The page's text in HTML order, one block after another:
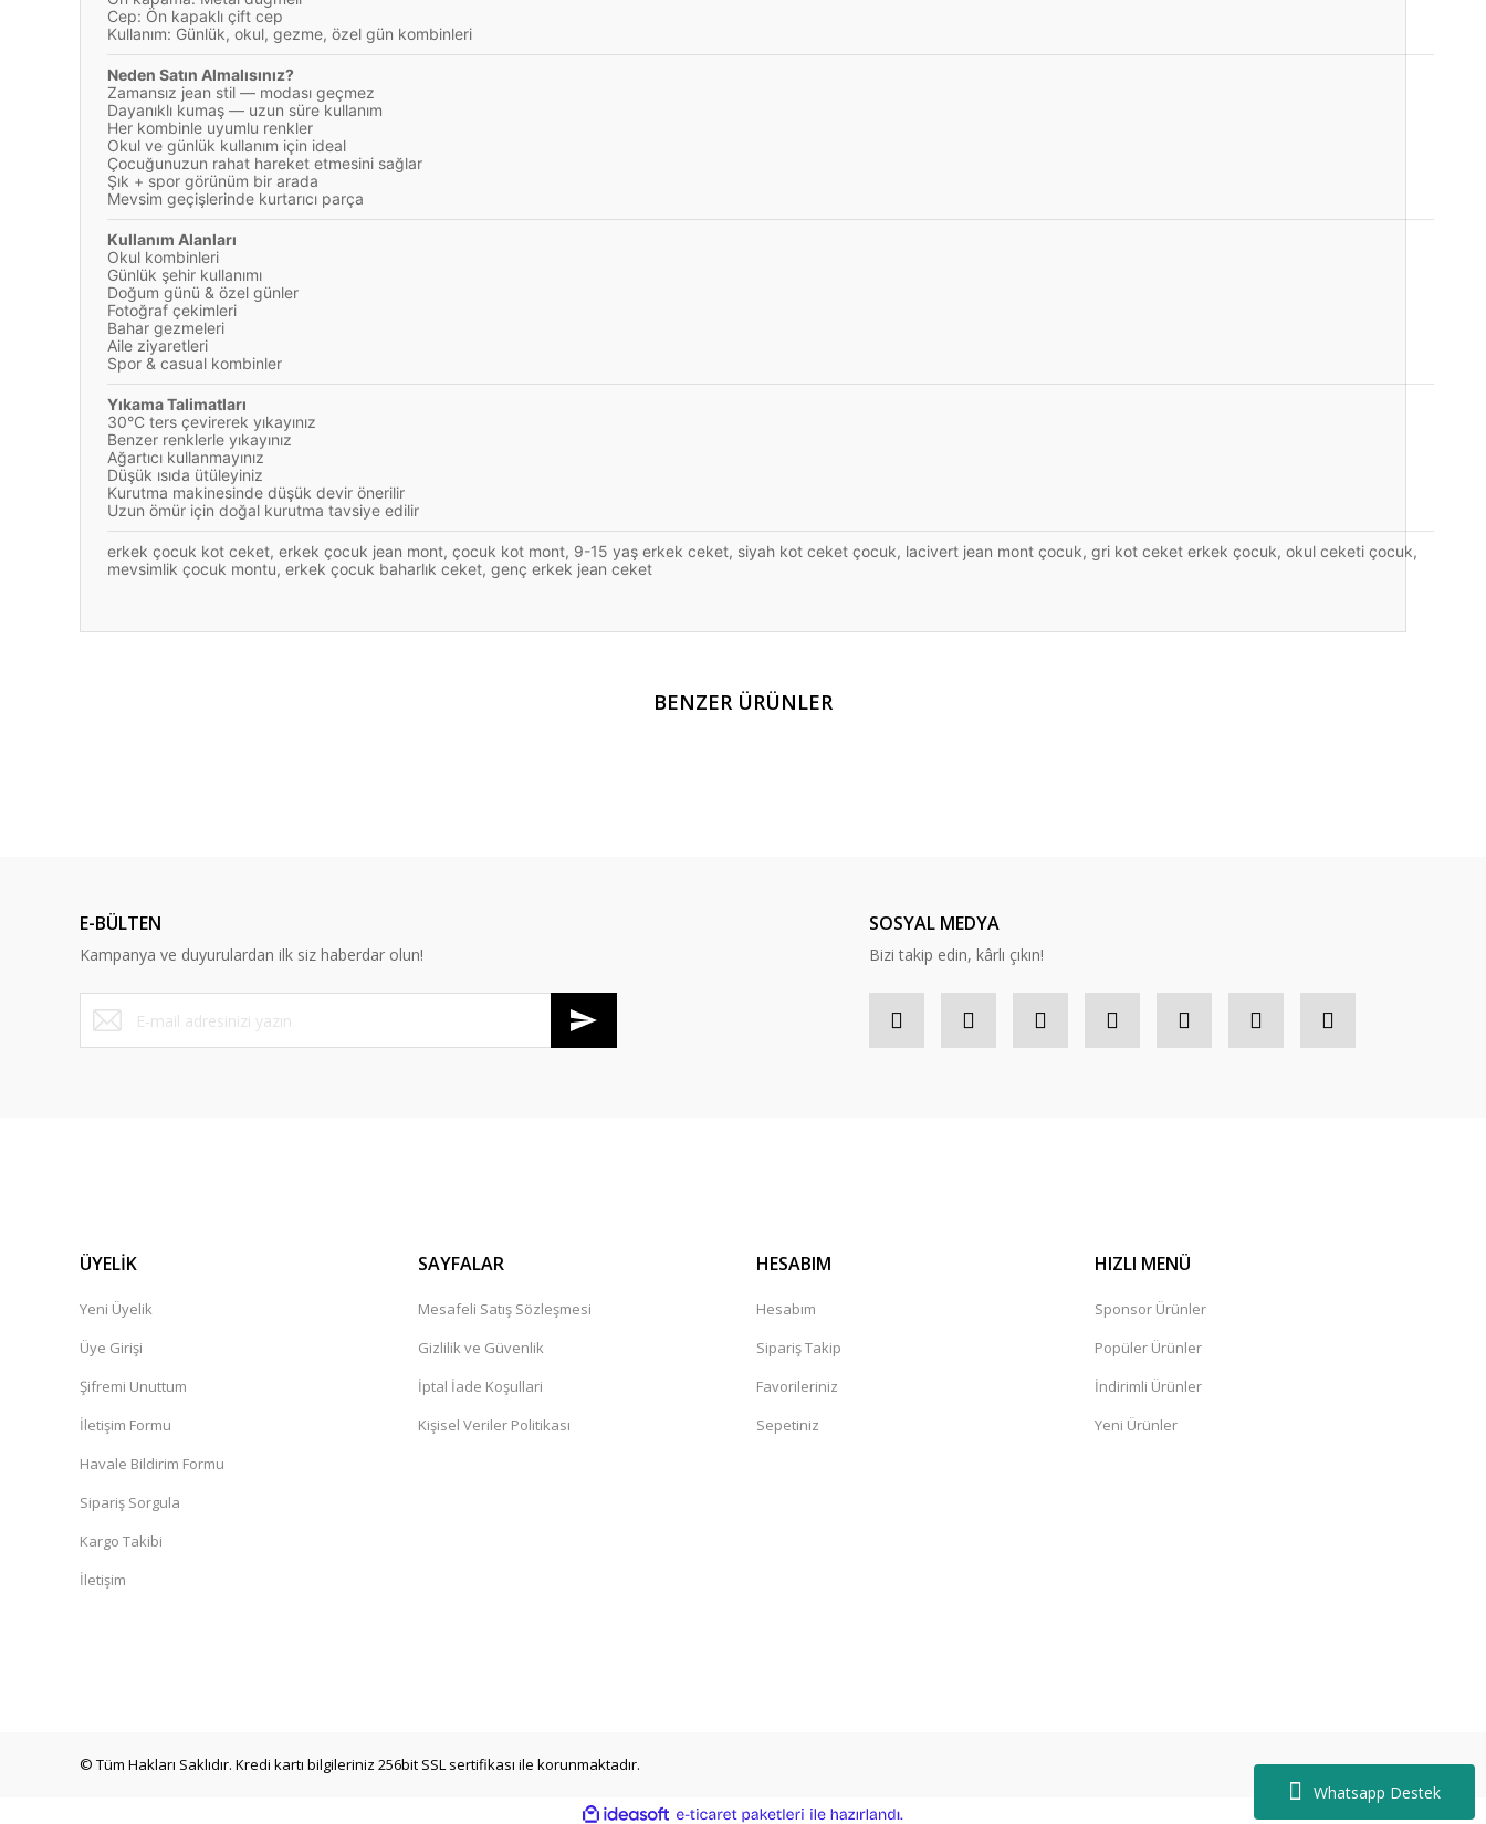
Whatsapp Destek
Cep: Ön kapaklı çift cep
Kullanım: Günlük, okul, gezme, özel gün kombinleri
Neden Satın Almalısınız?
Zamansız jean stil — modası geçmez
Dayanıklı kumaş — uzun süre kullanım
Her kombinle uyumlu renkler
Okul ve günlük kullanım için ideal
Çocuğunuzun rahat hareket etmesini sağlar
Şık + spor görünüm bir arada
Mevsim geçişlerinde kurtarıcı parça
Kullanım Alanları
Okul kombinleri
Günlük şehir kullanımı
Doğum günü & özel günler
Fotoğraf çekimleri
Bahar gezmeleri
Aile ziyaretleri
Spor & casual kombinler
Yıkama Talimatları
30°C ters çevirerek yıkayınız
Benzer renklerle yıkayınız
Ağartıcı kullanmayınız
Düşük ısıda ütüleyiniz
Kurutma makinesinde düşük devir önerilir
Uzun ömür için doğal kurutma tavsiye edilir
erkek çocuk kot ceket, erkek çocuk jean mont, çocuk kot mont, 9-15 yaş erkek ceket, siyah kot ceket çocuk, lacivert jean mont çocuk, gri kot ceket erkek çocuk, okul ceketi çocuk,
mevsimlik çocuk montu, erkek çocuk baharlık ceket, genç erkek jean ceket
Bu ürüne ilk yorumu siz yapın!
BENZER ÜRÜNLER
YENİ
E-BÜLTEN
Kampanya ve duyurulardan ilk siz haberdar olun!
SOSYAL MEDYA
Bizi takip edin, kârlı çıkın!
ÜYELİK
Yeni Üyelik
Üye Girişi
Şifremi Unuttum
İletişim Formu
Havale Bildirim Formu
Sipariş Sorgula
Kargo Takibi
İletişim
SAYFALAR
Mesafeli Satış Sözleşmesi
Gizlilik ve Güvenlik
İptal İade Koşullari
Kişisel Veriler Politikası
HESABIM
Hesabım
Sipariş Takip
Favorileriniz
Sepetiniz
HIZLI MENÜ
Sponsor Ürünler
Popüler Ürünler
İndirimli Ürünler
Yeni Ürünler
© Tüm Hakları Saklıdır. Kredi kartı bilgileriniz 256bit SSL sertifikası ile korunmaktadır.
ideasoft e-